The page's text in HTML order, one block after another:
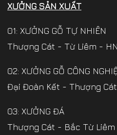
XƯỞNG SẢN XUẤT
01: XƯỞNG GỖ TỰ NHIÊN
Thượng Cát - Từ Liêm - HN.
02: XƯỞNG GỖ CÔNG
Đại Đoàn Kết - Thượng Cát
03: XƯỞNG ĐÁ
Thượng Cát - Bắc Từ Liêm